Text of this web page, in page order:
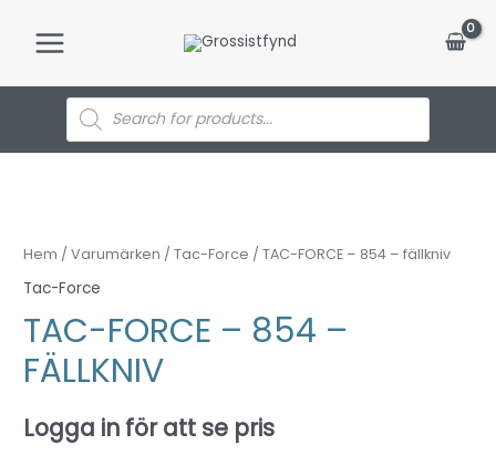
Main
MenuProducts
search
Hem /Varumärken /Tac-Force / TAC-FORCE – 854 – fällkniv
Tac-Force
TAC-FORCE – 854 –
FÄLLKNIV
Logga in för att se pris